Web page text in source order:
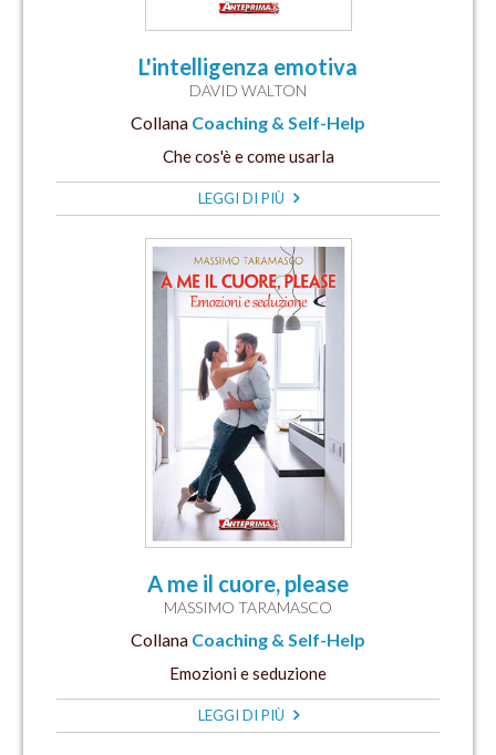
L'intelligenza emotiva
DAVID WALTON
Collana Coaching & Self-Help
Che cos'è e come usarla
LEGGI DI PIÙ
A me il cuore, please
MASSIMO TARAMASCO
Collana Coaching & Self-Help
Emozioni e seduzione
LEGGI DI PIÙ